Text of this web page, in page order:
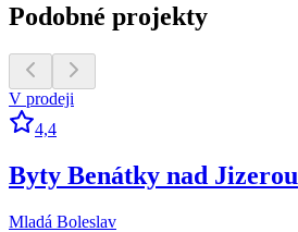
Podobné projekty
V prodeji
4,4
Byty Benátky nad Jizerou
Mladá Boleslav